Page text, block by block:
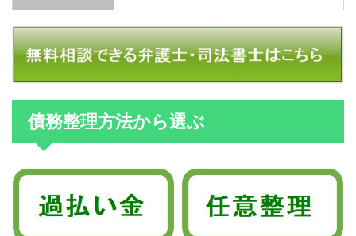
債務整理方法から選ぶ